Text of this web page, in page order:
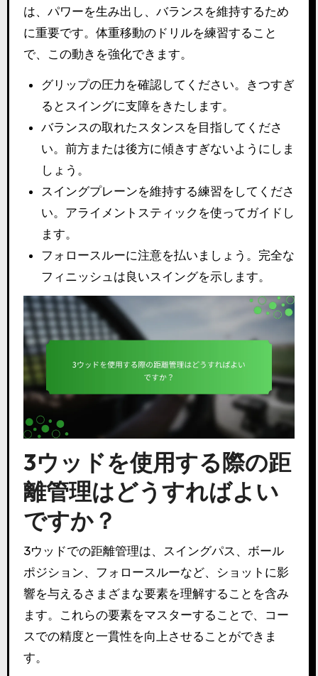
は、パワーを生み出し、バランスを維持するため
に重要です。体重移動のドリルを練習すること
で、この動きを強化できます。
グリップの圧力を確認してください。きつすぎ
るとスイングに支障をきたします。
バランスの取れたスタンスを目指してくださ
い。前方または後方に傾きすぎないようにしま
しょう。
スイングプレーンを維持する練習をしてくださ
い。アライメントスティックを使ってガイドし
ます。
フォロースルーに注意を払いましょう。完全な
フィニッシュは良いスイングを示します。
3ウッドを使用する際の距
離管理はどうすればよい
ですか？
3ウッドでの距離管理は、スイングパス、ボール
ポジション、フォロースルーなど、ショットに影
響を与えるさまざまな要素を理解することを含み
ます。これらの要素をマスターすることで、コー
スでの精度と一貫性を向上させることができま
す。